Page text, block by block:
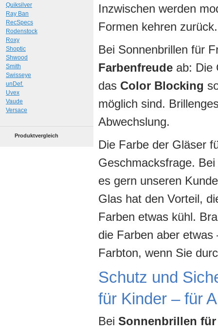
Inzwischen werden
Formen kehren zurück.
Bei Sonnenbrillen für
Farbenfreude ab: Die
das Color Blocking
möglich sind.
Abwechslung.
Die Farbe der Gläser
Geschmacksfrage.
es gern unseren
Glas hat den Vorteil,
Farben etwas kühl.
die Farben aber
Farbton, wenn Sie
Schutz und
für Kinder – für
Bei Sonnenbrillen
Quiksilver
Ray Ban
RecSpecs
Rodenstock
Roxy
Shoptic
Shwood
Smith
Swisseye
unDef.
Uvex
Vaude
Versace
Produktvergleich